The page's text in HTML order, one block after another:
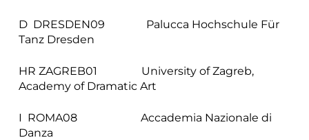
D DRESDEN09 Palucca Hochschule Für
Tanz Dresden
HR ZAGREB01 University of Zagreb,
Academy of Dramatic Art
I ROMA08 Accademia Nazionale di
Danza